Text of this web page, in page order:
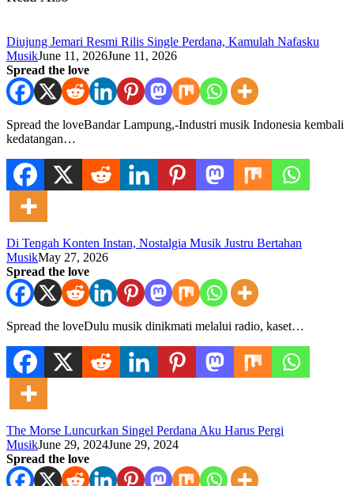
Diujung Jemari Resmi Rilis Single Perdana, Kamulah Nafasku
MusikJune 11, 2026June 11, 2026
Spread the love
Spread the loveBandar Lampung,-Industri musik Indonesia kembali
kedatangan…
Di Tengah Konten Instan, Nostalgia Musik Justru Bertahan
MusikMay 27, 2026
Spread the love
Spread the loveDulu musik dinikmati melalui radio, kaset…
The Morse Luncurkan Singel Perdana Aku Harus Pergi
MusikJune 29, 2024June 29, 2024
Spread the love